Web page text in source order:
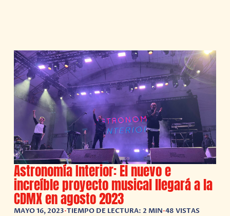
Astronomía Interior: El nuevo e
increíble proyecto musical llegará a la
CDMX en agosto 2023
MAYO 16, 2023•TIEMPO DE LECTURA: 2 MIN•48 VISTAS